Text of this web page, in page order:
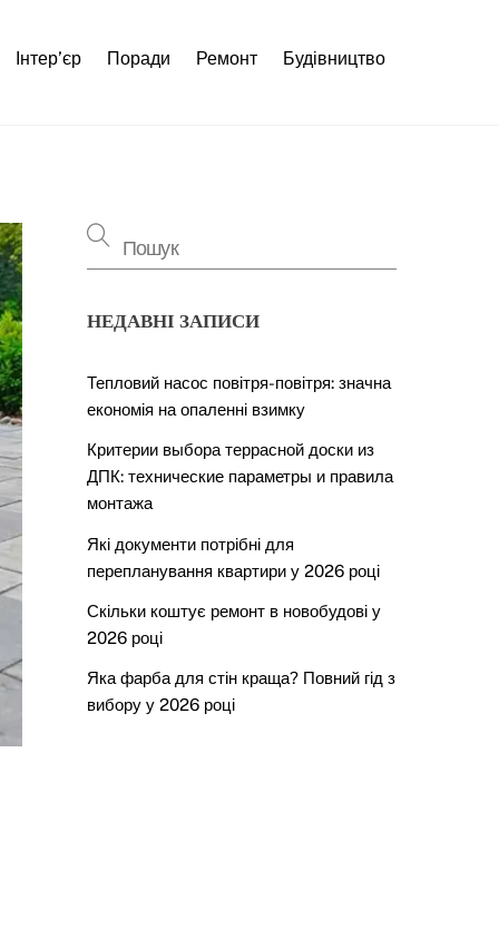
Інтер’єр Поради Ремонт Будівництво
НЕДАВНІ ЗАПИСИ
Тепловий насос повітря-повітря: значна
економія на опаленні взимку
Критерии выбора террасной доски из
ДПК: технические параметры и правила
монтажа
Які документи потрібні для
перепланування квартири у 2026 році
Скільки коштує ремонт в новобудові у
2026 році
Яка фарба для стін краща? Повний гід з
вибору у 2026 році